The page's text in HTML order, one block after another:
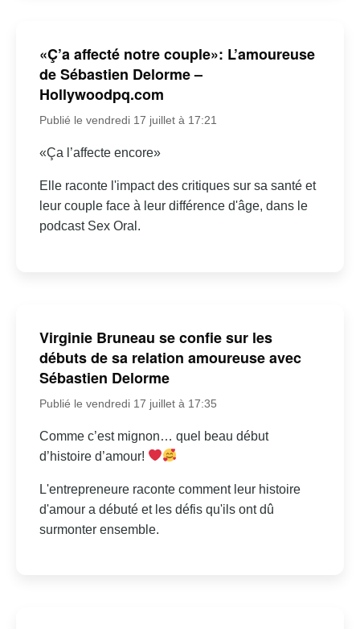
«Ç’a affecté notre couple»: L’amoureuse
de Sébastien Delorme –
Hollywoodpq.com
Publié le vendredi 17 juillet à 17:21
«Ça l’affecte encore»
Elle raconte l'impact des critiques sur sa santé et
leur couple face à leur différence d'âge, dans le
podcast Sex Oral.
Virginie Bruneau se confie sur les
débuts de sa relation amoureuse avec
Sébastien Delorme
Publié le vendredi 17 juillet à 17:35
Comme c’est mignon… quel beau début
d’histoire d’amour!
L'entrepreneure raconte comment leur histoire
d'amour a débuté et les défis qu'ils ont dû
surmonter ensemble.